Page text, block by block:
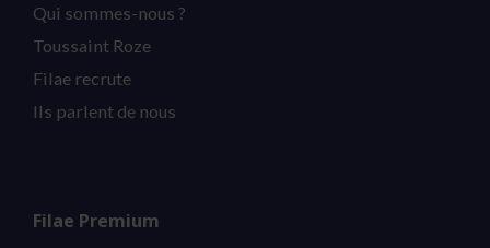
Qui sommes-nous ?
Toussaint Roze
Filae recrute
Ils parlent de nous
Filae Premium